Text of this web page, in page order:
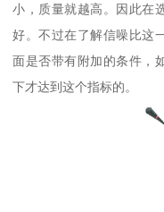
小，质量就越高。因此在
好。不过在了解信噪比这
面是否带有附加的条件，
下才达到这个指标的。